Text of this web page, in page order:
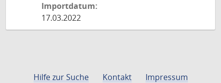
Importdatum:
17.03.2022
Hilfe zur Suche Kontakt
Impressum